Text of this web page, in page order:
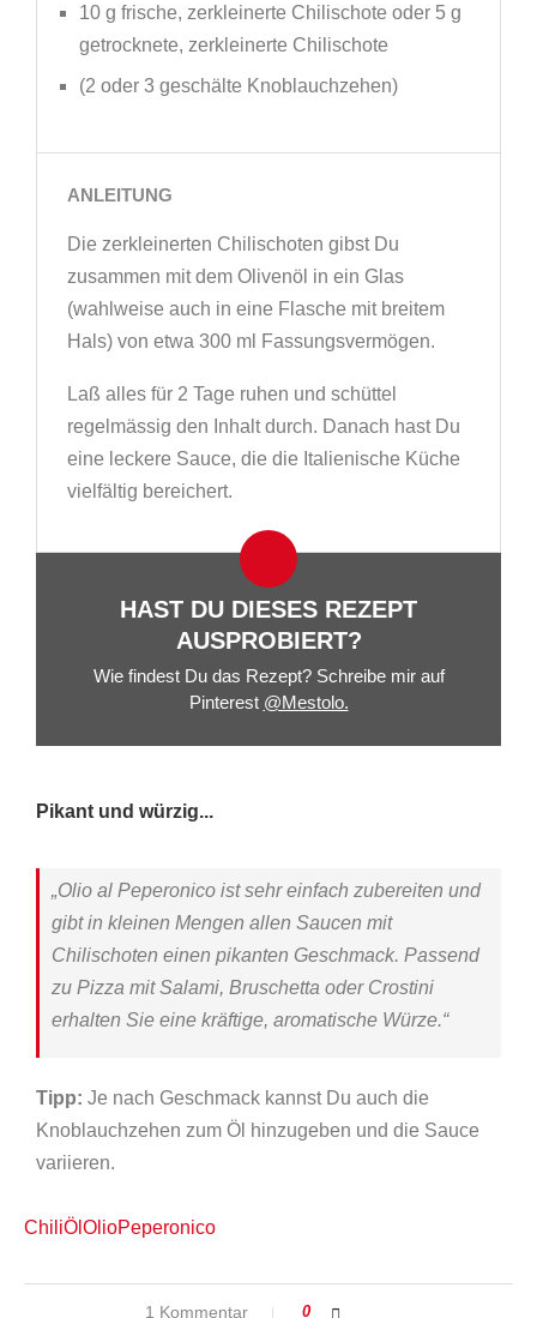
10 g frische, zerkleinerte Chilischote oder 5 g
getrocknete, zerkleinerte Chilischote
(2 oder 3 geschälte Knoblauchzehen)
ANLEITUNG
Die zerkleinerten Chilischoten gibst Du
zusammen mit dem Olivenöl in ein Glas
(wahlweise auch in eine Flasche mit breitem
Hals) von etwa 300 ml Fassungsvermögen.
Laß alles für 2 Tage ruhen und schüttel
regelmässig den Inhalt durch. Danach hast Du
eine leckere Sauce, die die Italienische Küche
vielfältig bereichert.
HAST DU DIESES REZEPT
AUSPROBIERT?
Wie findest Du das Rezept? Schreibe mir auf
Pinterest @Mestolo.
Pikant und würzig...
„Olio al Peperonico ist sehr einfach zubereiten und
gibt in kleinen Mengen allen Saucen mit
Chilischoten einen pikanten Geschmack. Passend
zu Pizza mit Salami, Bruschetta oder Crostini
erhalten Sie eine kräftige, aromatische Würze.“
Tipp: Je nach Geschmack kannst Du auch die
Knoblauchzehen zum Öl hinzugeben und die Sauce
variieren.
ChiliÖl OlioPeperonico
1 Kommentar 0